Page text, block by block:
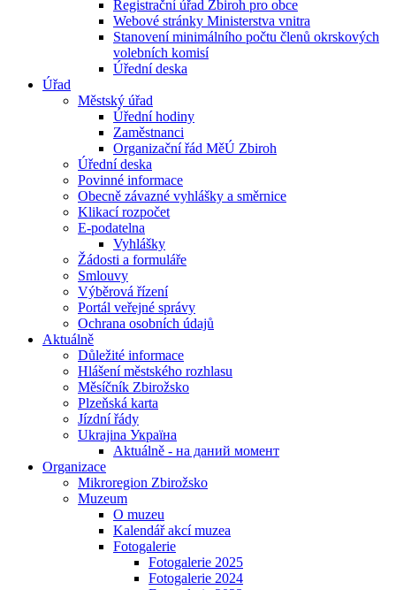
Registrační úřad Zbiroh pro obce
Webové stránky Ministerstva vnitra
Stanovení minimálního počtu členů okrskových
volebních komisí
Úřední deska
Úřad
Městský úřad
Úřední hodiny
Zaměstnanci
Organizační řád MěÚ Zbiroh
Úřední deska
Povinné informace
Obecně závazné vyhlášky a směrnice
Klikací rozpočet
E-podatelna
Vyhlášky
Žádosti a formuláře
Smlouvy
Výběrová řízení
Portál veřejné správy
Ochrana osobních údajů
Aktuálně
Důležité informace
Hlášení městského rozhlasu
Měsíčník Zbirožsko
Plzeňská karta
Jízdní řády
Ukrajina Україна
Aktuálně - на даний момент
Organizace
Mikroregion Zbirožsko
Muzeum
O muzeu
Kalendář akcí muzea
Fotogalerie
Fotogalerie 2025
Fotogalerie 2024